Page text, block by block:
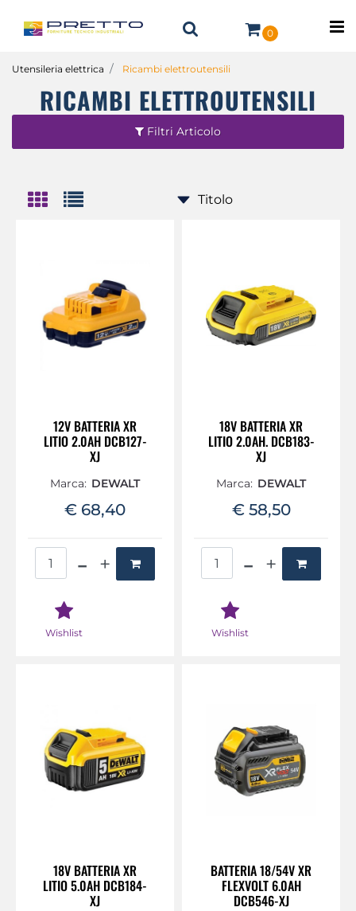
0
Utensileria elettrica Ricambi elettroutensili
RICAMBI ELETTROUTENSILI
Filtri Articolo
12V BATTERIA XR
LITIO 2.0AH DCB127-
XJ
Marca: DEWALT
€ 68,40
Wishlist
18V BATTERIA XR
LITIO 2.0AH. DCB183-
XJ
Marca: DEWALT
€ 58,50
Wishlist
18V BATTERIA XR
LITIO 5.0AH DCB184-
XJ
BATTERIA 18/54V XR
FLEXVOLT 6.0AH
DCB546-XJ